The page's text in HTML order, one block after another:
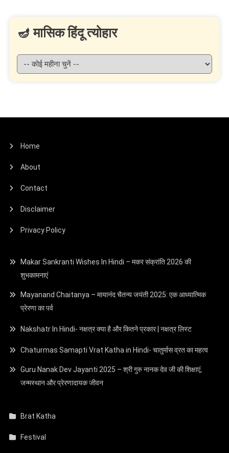
🪔 मासिक हिंदू त्योहार
Home
About
Contact
Disclaimer
Privacy Policy
Makar Sankranti Wishes In Hindi – मकर संक्रांति 2026 की
शुभकामनाएं
Mayanand Chaitanya – मायानंद चैतन्य जयंती 2025: एक आध्यात्मिक
प्रेरणा का पर्व
Nakshatr In Hindi- नक्षत्र क्या है और कितने प्रकार | नक्षत्र लिस्ट
Chaturmas Samapti Vrat Katha in Hindi- चातुर्मास व्रत का महत्व
Guru Nanak Dev Jayanti 2025 – श्री गुरु नानक देव जी की शिक्षाएं,
जन्मस्थान और प्रेरणादायक जीवन
Brat Katha
Festival